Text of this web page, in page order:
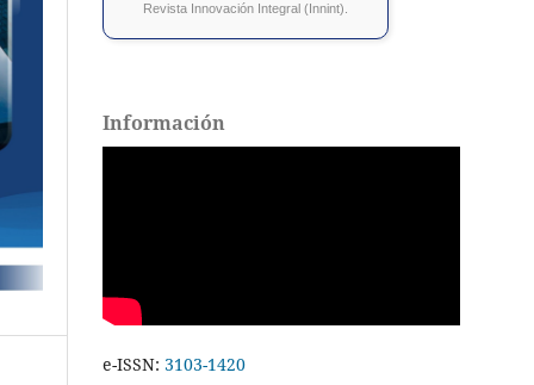
Revista Innovación Integral (Innint).
Información
e-ISSN: 3103-1420